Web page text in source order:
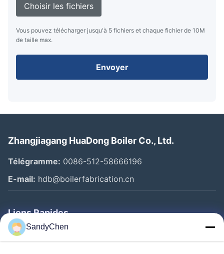
Choisir les fichiers
Vous pouvez télécharger jusqu'à 5 fichiers et chaque fichier de 10M
de taille max.
Envoyer
Zhangjiagang HuaDong Boiler Co., Ltd.
Télégramme: 0086-512-58666196
E-mail: hdb@boilerfabrication.cn
Liens Rapides
Maison
SandyChen